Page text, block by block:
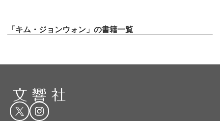
「キム・ジョンウォン」の書籍一覧